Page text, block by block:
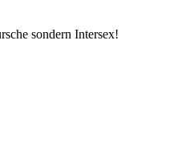
sondern Intersex!